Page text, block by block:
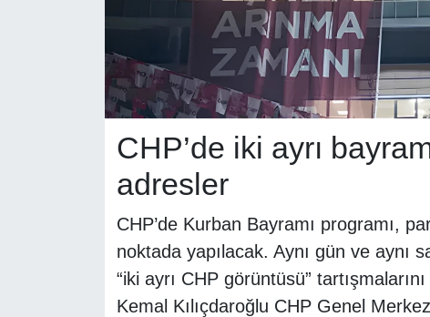
CHP’de iki ayrı
adresler
CHP’de Kurban Bayramı programı,
noktada yapılacak. Aynı gün ve aynı
“iki ayrı CHP görüntüsü”
Kemal Kılıçdaroğlu CHP Genel